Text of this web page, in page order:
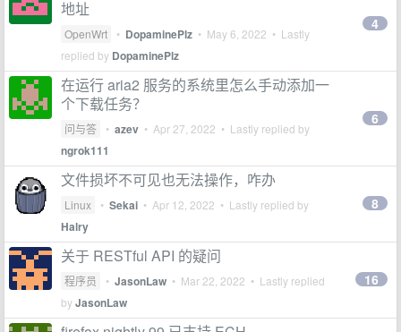
地址
OpenWrt • DopaminePlz • May 6, 2022 • Lastly
replied by DopaminePlz
4
在运行 aria2 服务的系统里怎么手动添加一
个下载任务？
问与答 • azev • Apr 27, 2022 • Lastly replied by
ngrok111
6
文件损坏不可见也无法操作，咋办
Linux • Sekai • Apr 12, 2022 • Lastly replied by
Halry
8
关于 RESTful API 的疑问
程序员 • JasonLaw • Mar 22, 2022 • Lastly replied
byJasonLaw
16